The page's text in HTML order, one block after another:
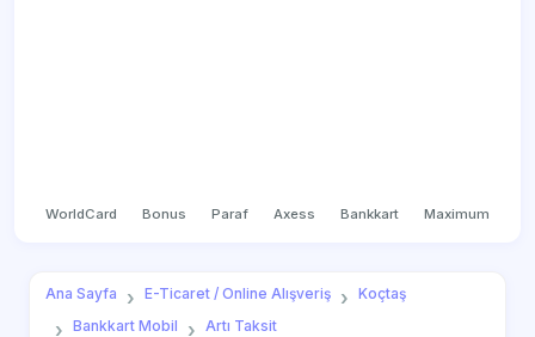
WorldCard Bonus Paraf Axess Bankkart Maximum
Ana Sayfa E-Ticaret / Online Alışveriş
Koçtaş
Bankkart Mobil
Artı Taksit